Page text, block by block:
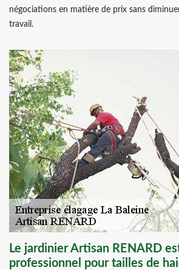
négociations en matière de prix sans
travail.
Le jardinier Artisan RENARD
professionnel pour tailles de